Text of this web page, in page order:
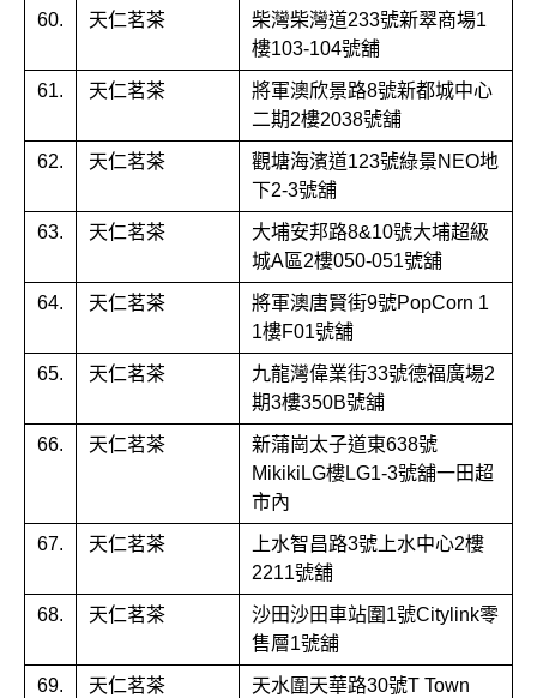
60. 天仁茗茶
柴灣柴灣道233號新翠商場1
樓103-104號舖
61. 天仁茗茶
將軍澳欣景路8號新都城中心
二期2樓2038號舖
62. 天仁茗茶
觀塘海濱道123號綠景NEO地
下2-3號舖
63. 天仁茗茶
大埔安邦路8&10號大埔超級
城A區2樓050-051號舖
64. 天仁茗茶
將軍澳唐賢街9號PopCorn 1
1樓F01號舖
65. 天仁茗茶
九龍灣偉業街33號德福廣場2
期3樓350B號舖
66. 天仁茗茶
新蒲崗太子道東638號
MikikiLG樓LG1-3號舖一田超
市內
67. 天仁茗茶
上水智昌路3號上水中心2樓
2211號舖
68. 天仁茗茶
沙田沙田車站圍1號Citylink零
售層1號舖
69. 天仁茗茶
天水圍天華路30號T Town